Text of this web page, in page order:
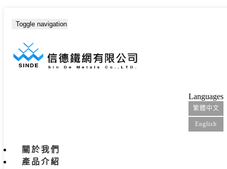
Toggle navigation
Languages
繁體中文
English
關於我們
產品介紹
產品介紹